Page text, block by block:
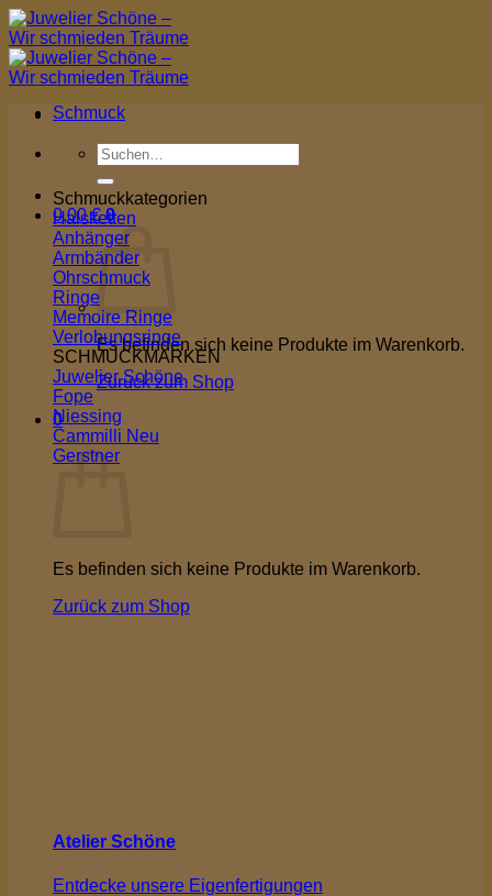
Zum
Inhalt
springen
Suchen
nach:
0,00€ 0
Es befinden sich keine Produkte im Warenkorb.
Zurück zum Shop
0
Warenkorb
Es befinden sich keine Produkte im Warenkorb.
Zurück zum Shop
Schmuck
Schmuckkategorien
Halsketten
Anhänger
Armbänder
Ohrschmuck
Ringe
Memoire Ringe
Verlobungsringe
SCHMUCKMARKEN
Juwelier Schöne
Fope
Niessing
Cammilli
Gerstner
Atelier Schöne
Entdecke unsere Eigenfertigungen